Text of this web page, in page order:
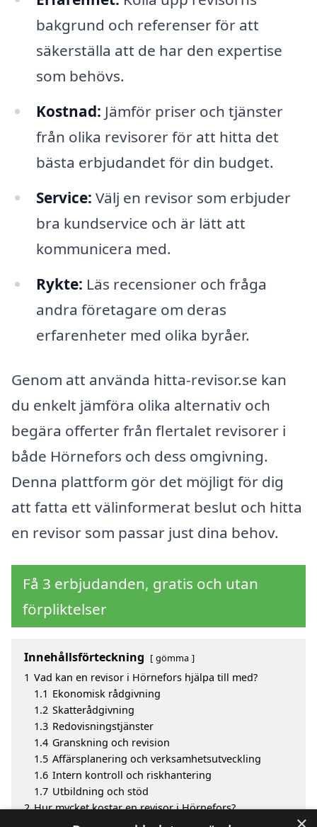
bakgrund och referenser för att
säkerställa att de har den expertise
som behövs.
Kostnad: Jämför priser och tjänster
från olika revisorer för att hitta det
bästa erbjudandet för din budget.
Service: Välj en revisor som erbjuder
bra kundservice och är lätt att
kommunicera med.
Rykte: Läs recensioner och fråga
andra företagare om deras
erfarenheter med olika byråer.
Genom att använda hitta-revisor.se kan
du enkelt jämföra olika alternativ och
begära offerter från flertalet revisorer i
både Hörnefors och dess omgivning.
Denna plattform gör det möjligt för dig
att fatta ett välinformerat beslut och hitta
en revisor som passar just dina behov.
Få 3 erbjudanden, gratis och utan
förpliktelser
Innehållsförteckning gömma
1 Vad kan en revisor i Hörnefors hjälpa till med?
1.1 Ekonomisk rådgivning
1.2 Skatterådgivning
1.3 Redovisningstjänster
1.4 Granskning och revision
1.5 Affärsplanering och verksamhetsutveckling
1.6 Intern kontroll och riskhantering
1.7 Utbildning och stöd
2 Hur mycket kostar en revisor i Hörnefors?
Fördelar med att välja revisor i Hörnefors